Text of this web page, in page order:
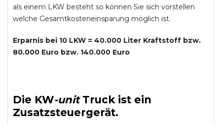
als einem LKW besteht so können Sie sich vorstellen
welche Gesamtkosteneinsparung möglich ist.
Erparnis bei 10 LKW = 40.000 Liter Kraftstoff bzw.
80.000 Euro bzw. 140.000 Euro
Die KW-unit Truckist ein
Zusatzsteuergerät.